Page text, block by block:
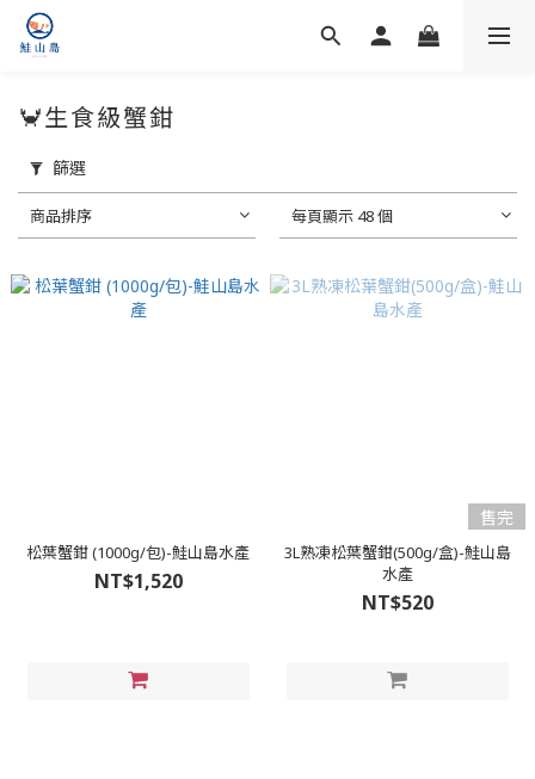
🦀生食級蟹鉗
篩選
商品排序 每頁顯示 48 個
松葉蟹鉗 (1000g/包)-鮭山島水產
NT$1,520
售完
3L熟凍松葉蟹鉗(500g/盒)-鮭山島
水產
NT$520